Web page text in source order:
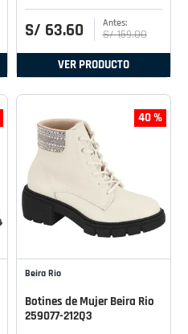
S/ 63.60 S/ 159.00
VER PRODUCTO
40 %
Beira Rio
Botines de Mujer Beira Rio
259077-212Q3